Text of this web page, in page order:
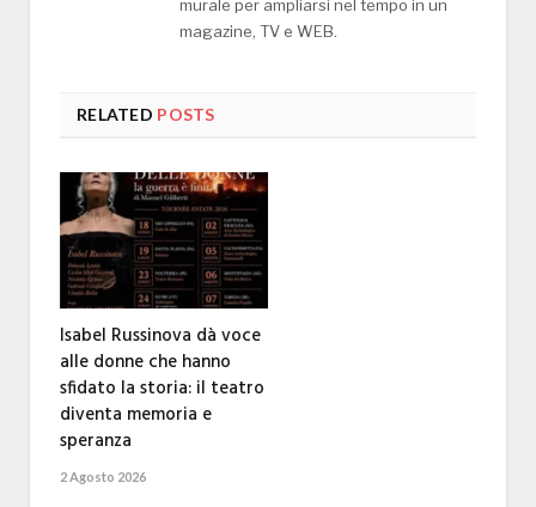
murale per ampliarsi nel tempo in un
magazine, TV e WEB.
RELATED POSTS
Isabel Russinova dà voce
alle donne che hanno
sfidato la storia: il teatro
diventa memoria e
speranza
2 Agosto 2026